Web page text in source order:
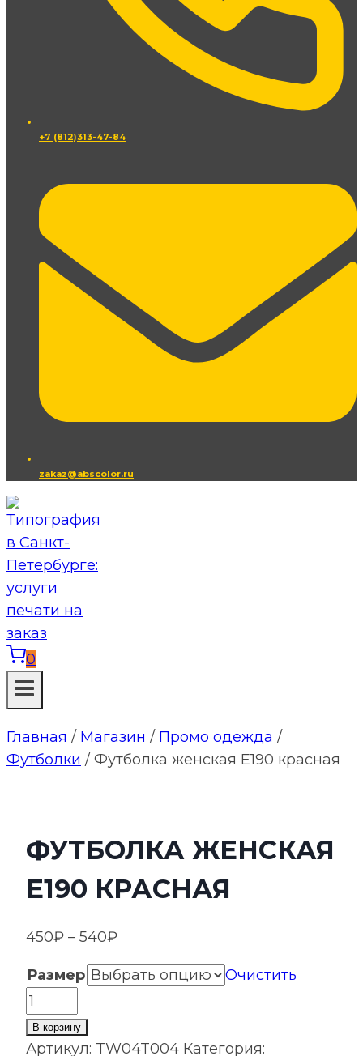
+7 (812)313-47-84
zakaz@abscolor.ru
0
Главная / Магазин / Промо одежда /
Футболки / Футболка женская E190 красная
ФУТБОЛКА ЖЕНСКАЯ
E190 КРАСНАЯ
450₽ – 540₽Диапазон
450₽
Размер
Очистить
Количество
товара
Футболка
В корзину
Артикул: TW04T004 Категория: